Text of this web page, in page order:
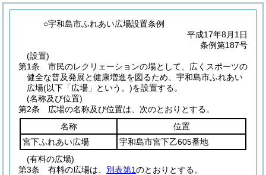
○宇和島市ふれあい広場設置条例
平成17年8月1日
条例第187号
(設置)
第1条
市民のレクリェーションの場として、広くスポーツの
健全な普及発展と健康増進を図るため、宇和島市ふれあい
広場(以下「広場」という。)を設置する。
(名称及び位置)
第2条
広場の名称及び位置は、次のとおりとする。
名称
位置
宮下ふれあい広場
宇和島市宮下乙605番地
(有料の広場)
第3条
有料の広場は、 別表第1のとおりとする。